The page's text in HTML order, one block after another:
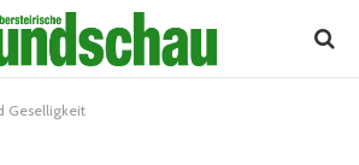
Geselligkeit